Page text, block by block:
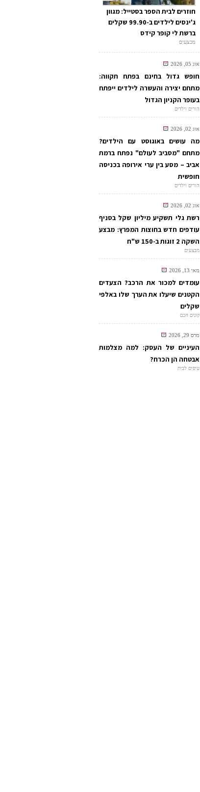
חוזרים לבית הספר בסטייל: מגוון
ג'ינסים לילדים ב-99.90 שקלים
ברשת לי קופר קידס
מבצעים
אוג 05, 2026
חופש גדול בחינם בפתח תקווה:
מתחם יצירה והעשרה לילדים ייפתח
בעופר הקניון הגדול
הורים וילדים
אוג 02, 2026
מה עושים באוגוסט עם הילדים?
מתחם "מסביב לעולם" נפתח ברמת
אביב – מסע בין ערי אירופה בכניסה
חופשית
הורים וילדים
אוג 02, 2026
רשת גלי תשקיע מיליון שקל בסניף
עודפים חדש בחוצות המפרץ: מבצע
השקה 2 זוגות ב-150 ש"ח
מבצעים
מאי 13, 2026
עומדים למכור את הרכב? הצעדים
הקטנים שיעלו את הערך שלו באלפי
שקלים
קונים חכם
מרס 29, 2026
העיניים של העסק: למה מצלמות
אבטחה הן הכרח?
טיפים לבית